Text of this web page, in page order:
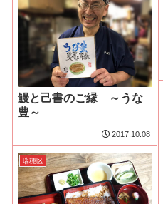
鰻と己書のご縁 ～うな
豊～
2017.10.08
瑞穂区